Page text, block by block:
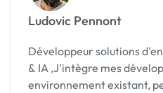
Ludovic Pennont
Développeur solutions
& IA ,J'intègre mes
environnement existant,